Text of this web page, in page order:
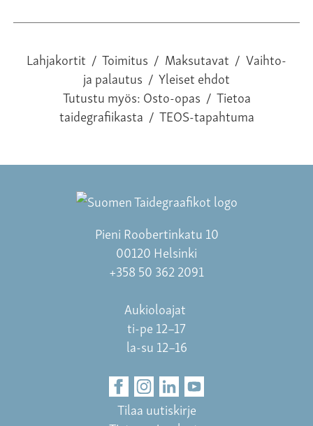
Lahjakortit / Toimitus / Maksutavat / Vaihto-
ja palautus / Yleiset ehdot
Tutustu myös:Osto-opas / Tietoa
taidegrafiikasta / TEOS-tapahtuma
Pieni Roobertinkatu 10
00120 Helsinki
+358 50 362 2091
Aukioloajat
ti-pe 12–17
la-su 12–16
Tilaa uutiskirje